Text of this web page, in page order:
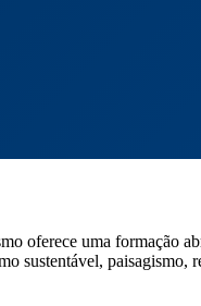
oferece uma formação
sustentável,